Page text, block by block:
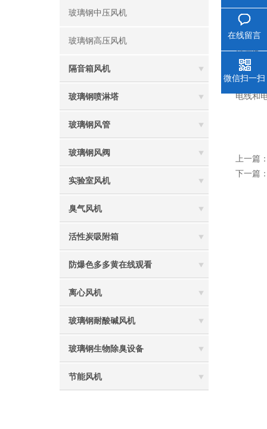
玻璃钢中压风机
玻璃钢高压风机
隔音箱风机
玻璃钢喷淋塔
玻璃钢风管
玻璃钢风阀
实验室风机
臭气风机
活性炭吸附箱
防爆色多多黄在线观看
离心风机
玻璃钢耐酸碱风机
玻璃钢生物除臭设备
节能风机
4、
正确
行测试
5、在
电线和电
上一篇
下一篇
在线留言
微信扫一扫